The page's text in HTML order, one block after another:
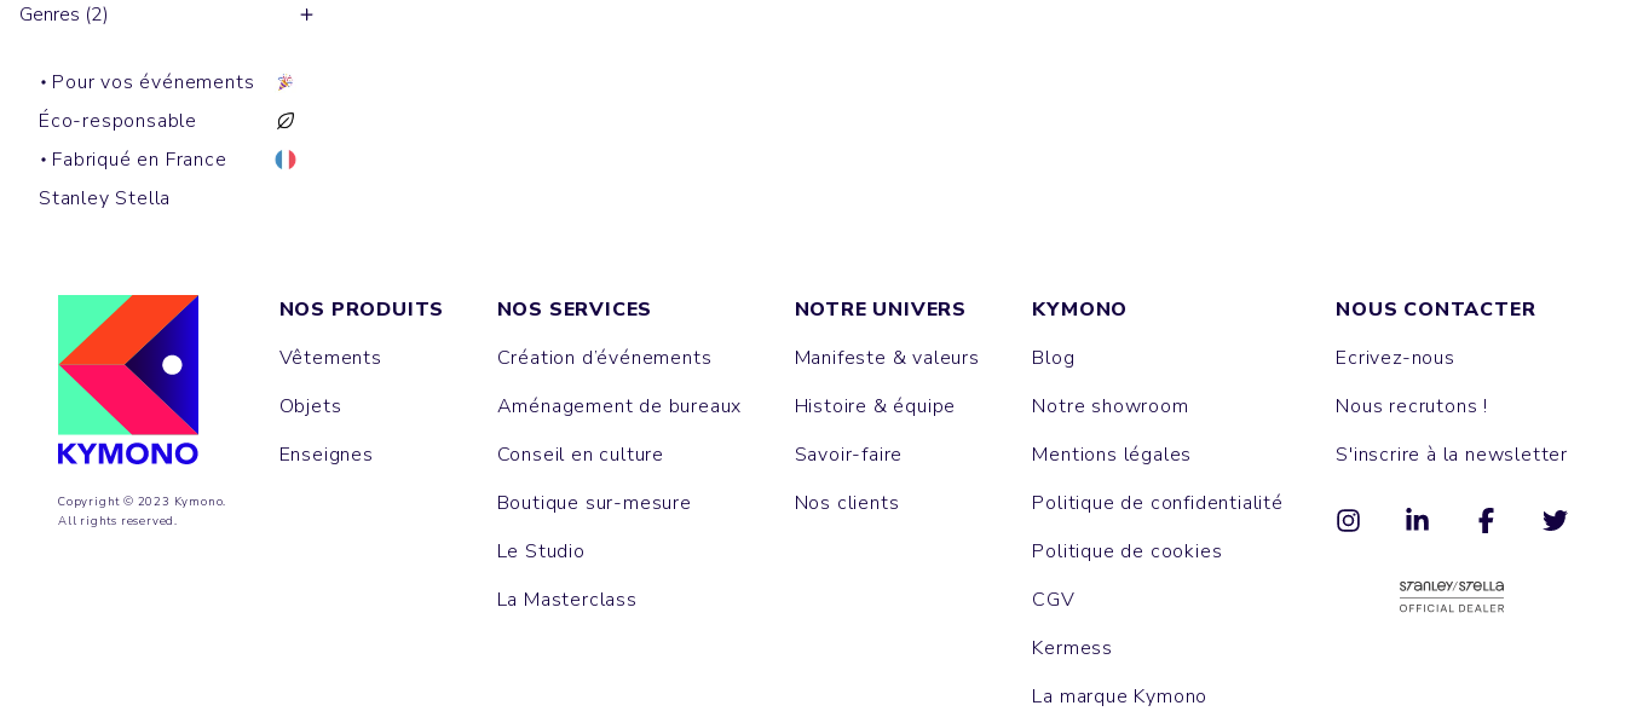
Genres (2)
Pour vos événements
Éco-responsable
Fabriqué en France
Stanley Stella
Copyright © 2023 Kymono.
All rights reserved.
NOS PRODUITS
Vêtements
Objets
Enseignes
NOS SERVICES
Création d’événements
Aménagement de bureaux
Conseil en culture
Boutique sur-mesure
Le Studio
La Masterclass
NOTRE UNIVERS
Manifeste & valeurs
Histoire & équipe
Savoir-faire
Nos clients
KYMONO
Blog
Notre showroom
Mentions légales
Politique de confidentialité
Politique de cookies
CGV
Kermess
La marque Kymono
NOUS CONTACTER
Ecrivez-nous
Nous recrutons !
S'inscrire à la newsletter